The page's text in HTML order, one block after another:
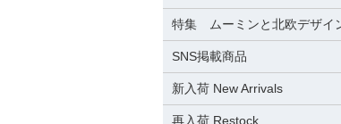
特集 ムーミンと北欧デザイ
SNS掲載商品
新入荷 New Arrivals
再入荷 Restock